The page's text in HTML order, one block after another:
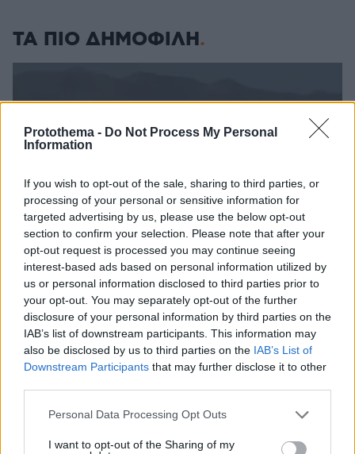
Protothema - Do Not Process My Personal
Information
If you wish to opt-out of the sale, sharing to third parties, or
processing of your personal or sensitive information for
targeted advertising by us, please use the below opt-out
section to confirm your selection. Please note that after your
opt-out request is processed you may continue seeing
interest-based ads based on personal information utilized by
us or personal information disclosed to third parties prior to
your opt-out. You may separately opt-out of the further
disclosure of your personal information by third parties on the
IAB’s list of downstream participants. This information may
also be disclosed by us to third parties on the IAB’s List of
Downstream Participants that may further disclose it to other
Please note that this website/app uses one or more Google
not limited to your visit or usage behaviour. You may click to
Personal Data Processing Opt Outs
I want to opt-out of the Sharing of my
ΤΑ ΠΙΟ ΔΗΜΟΦΙΛΗ
Loaded:
Η Πολιτική Αεροπορία διαπίστωσε κενό στον νόμο
όταν ένας... απίθανος τύπος προσγείωσε το